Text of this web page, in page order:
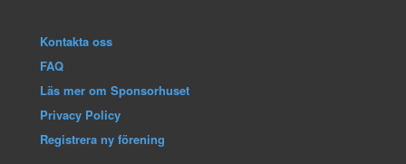
Kontakta oss
FAQ
Läs mer om Sponsorhuset
Privacy Policy
Registrera ny förening